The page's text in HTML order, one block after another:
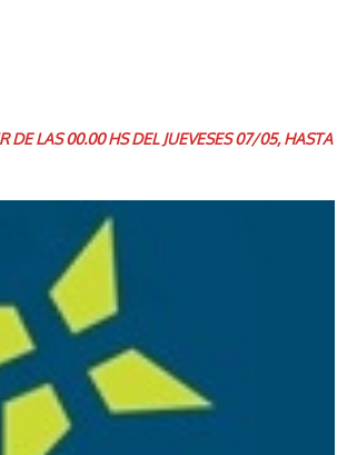
LAS 00.00 HS DEL JUEVESES 07/05, HASTA